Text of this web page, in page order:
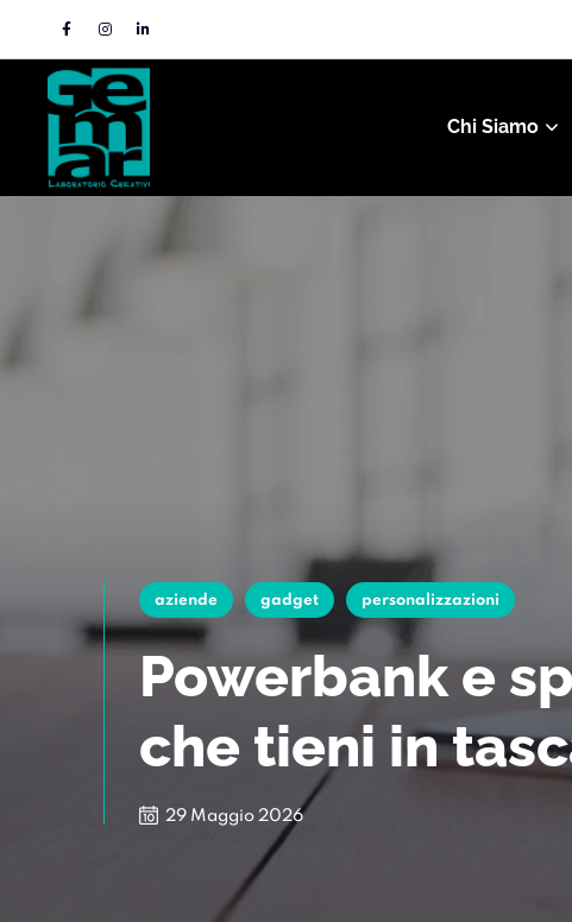
Chi Siamo
aziende gadget personalizzazioni
Powerbank e
che tieni in
29 Maggio 2026